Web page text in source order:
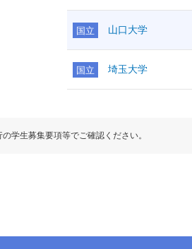
国立 山口大学
国立 埼玉大学
学生募集要項等でご確認ください。